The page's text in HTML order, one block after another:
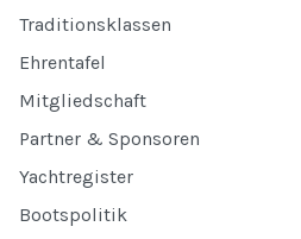
Traditionsklassen
Ehrentafel
Mitgliedschaft
Partner & Sponsoren
Yachtregister
Bootspolitik